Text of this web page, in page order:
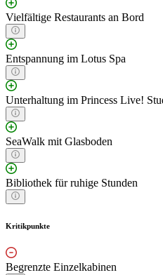
Vielfältige Restaurants an Bord
Entspannung im Lotus Spa
Unterhaltung im Princess Live!
SeaWalk mit Glasboden
Bibliothek für ruhige Stunden
Kritikpunkte
Begrenzte Einzelkabinen